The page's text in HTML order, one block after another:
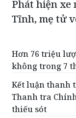
Phát hiện xe
Tĩnh, mẹ tử
Hơn 76 triệu
không trong 7
Kết luận thanh
Thanh tra
thiếu sót